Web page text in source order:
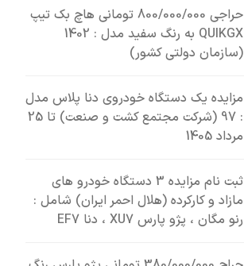
حراجی 800/000/000 تومانی ھاچ بک تیپ
QUIKGX به رنگ سفید مدل : 1402
(سازمان دولتی کشور)
مزایده یک دستگاه خودروی دنا پلاس مدل
: 97 (شرکت مجتمع کشت و صنعت) تا 25
مرداد 1405
ثبت نام مزایده 3 دستگاه خودرو های
مازاد و کارکرده (هلال احمر ایران) شامل :
رنو مگان ، پژو پارس XU7 ، دنا EF7